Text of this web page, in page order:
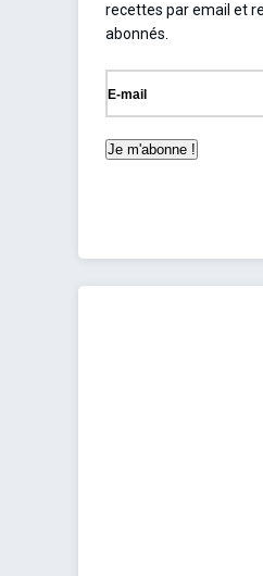
recettes par email et
abonnés.